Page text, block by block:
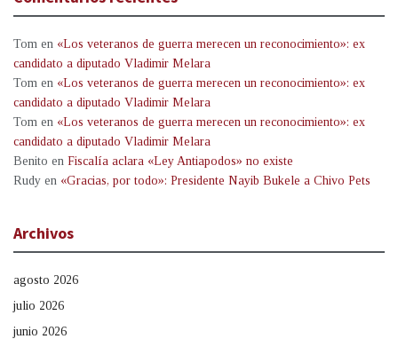
Tom en «Los veteranos de guerra merecen un reconocimiento»: ex
candidato a diputado Vladimir Melara
Tom en «Los veteranos de guerra merecen un reconocimiento»: ex
candidato a diputado Vladimir Melara
Tom en «Los veteranos de guerra merecen un reconocimiento»: ex
candidato a diputado Vladimir Melara
Benito en Fiscalía aclara «Ley Antiapodos» no existe
Rudy en «Gracias, por todo»: Presidente Nayib Bukele a Chivo Pets
Archivos
agosto 2026
julio 2026
junio 2026